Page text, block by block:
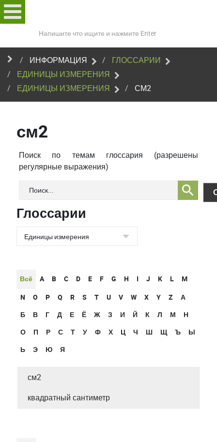
сайту
ИНФОРМАЦИЯ
ГЛОССАРИИ
ЕДИНИЦЫ ИЗМЕРЕНИЯ
ЕДИНИЦЫ ИЗМЕРЕНИЯ
СМ2
см2
Поиск по темам глоссария (разрешены
регулярные выражения)
Глоссарии
Всё A B C D E F G H I J K L
M
N
O P Q R S T U V W X Y Z
А
Б
В Г Д Е Ё Ж З И Й К Л М
Н
О
П Р С Т У Ф Х Ц Ч Ш Щ Ъ
Ы
Ь
Э Ю Я
см2
квадратный сантиметр